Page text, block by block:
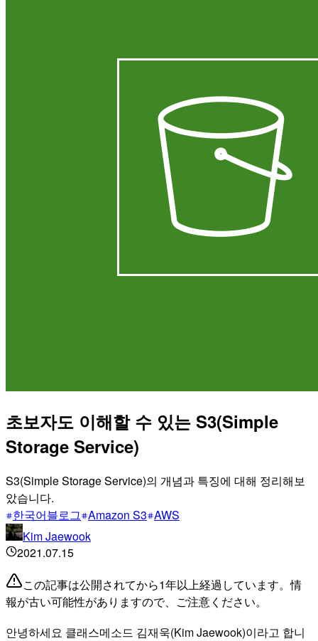
초보자도 이해할 수 있는 S3(Simple
Storage Service)
S3(Simple Storage Service)의 개념과 특징에 대해 정리해보
았습니다.
한국어블로그 Amazon S3 AWS
Kim Jaewook
2021.07.15
この記事は公開されてから1年以上経過しています。情
報が古い可能性がありますので、ご注意ください。
안녕하세요 클래스메소드 김재욱(Kim Jaewook)이라고 합니